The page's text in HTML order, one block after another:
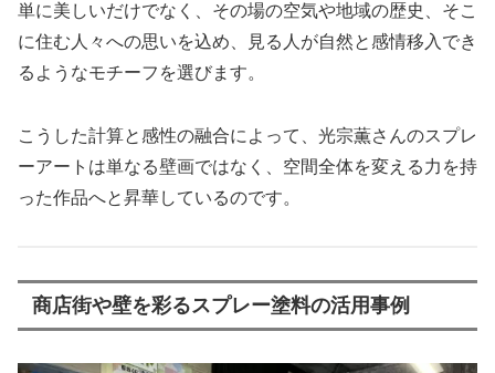
単に美しいだけでなく、その場の空気や地域の歴史、そこ
に住む人々への思いを込め、見る人が自然と感情移入でき
るようなモチーフを選びます。
こうした計算と感性の融合によって、光宗薫さんのスプレ
ーアートは単なる壁画ではなく、空間全体を変える力を持
った作品へと昇華しているのです。
商店街や壁を彩るスプレー塗料の活用事例